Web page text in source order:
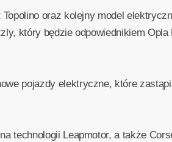
oraz kolejny model
który będzie odpowiednikiem
pojazdy elektryczne, które
technologii Leapmotor, a także